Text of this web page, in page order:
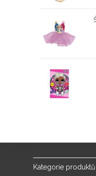
Kategorie produktů